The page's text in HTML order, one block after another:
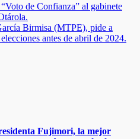
de Confianza” al gabinete
Birmisa (MTPE), pide a
antes de abril de 2024.
Fujimori, la mejor